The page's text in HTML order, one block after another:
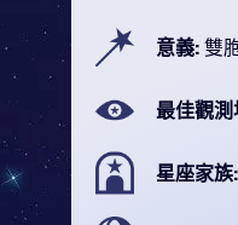
意義: 雙
最佳觀測
星座家族: